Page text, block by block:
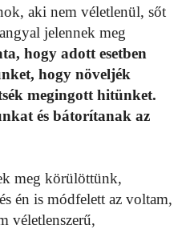
aki nem véletlenül, sőt
jelennek meg
hogy adott esetben
hogy növeljék
megingott hitünket.
és bátorítanak az
meg körülöttünk,
én is módfelett az voltam,
véletlenszerű,